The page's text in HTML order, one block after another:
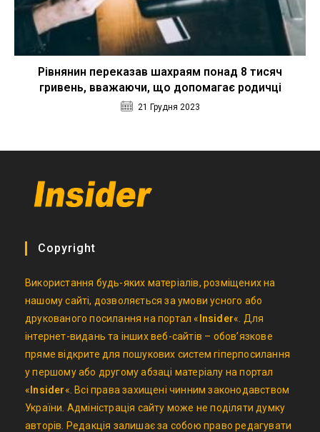
Рівнянин переказав шахраям понад 8 тисяч
гривень, вважаючи, що допомагає родичці
21 Грудня 2023
Copyright
Використання будь-яких матеріалів, розміщених на
нашому сайті, дозволяється за умови усного або
друкованого посилання на портал « Insider«. Для
інтернет-видань та інших веб-сайтів – обов’язкове
пряме відкрите для пошукових систем гіперпосилання
у першому або другому абзаці матеріалу на портал
« Insider«. Всі права захищені чинним законодавством
України. Адміністрація сайту може не поділяти думку
авторів. Редакція залишає за собою право редагувати